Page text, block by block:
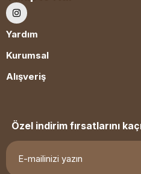
Yardım
Kurumsal
Alışveriş
Özel indirim fırsatlarını